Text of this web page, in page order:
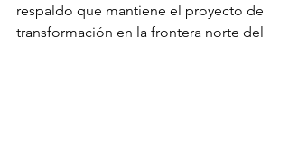
respaldo que mantiene el proyecto de
transformación en la frontera norte del